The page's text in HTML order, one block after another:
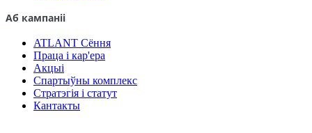
Аб кампаніі
ATLANT Сёння
Праца і кар'ера
Акцыі
Спартыўны комплекс
Стратэгія і статут
Кантакты